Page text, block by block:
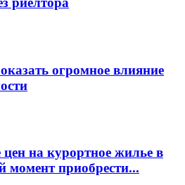
огромное влияние
на курортное жилье в
приобрести...